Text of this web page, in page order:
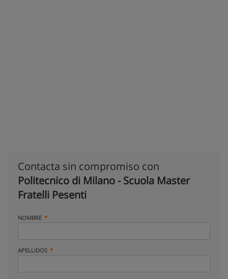
Contacta sin compromiso con
Politecnico di Milano - Scuola Master
Fratelli Pesenti
NOMBRE
APELLIDOS